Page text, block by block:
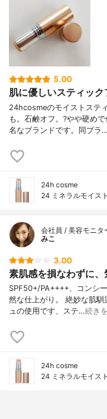
5.00
肌に優しいスティック
24hcosmeのモイストステ
も。石鹸オフ。?やや硬め
名なブランドです。同ブラ…
24h cosme
24 ミネラルモイス
会社員 / 美容モニタ
みこ
3.00
素肌感を損なわずに、
SPF50+/PA++++、コンシ
然な仕上がり。 絶妙な肌
ュの使用です、ステ…続き
24h cosme
24 ミネラルモイス